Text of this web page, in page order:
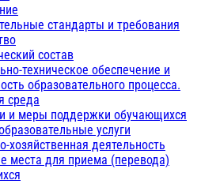
стандарты и требования
состав
техническое обеспечение и
образовательного процесса.
среда
и меры поддержки обучающихся
услуги
хозяйственная деятельность
места для приема (перевода)